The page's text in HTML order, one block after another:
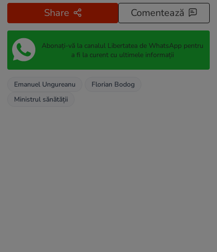
Share Comentează
Abonați-vă la canalul Libertatea de WhatsApp pentru
a fi la curent cu ultimele informații
Emanuel Ungureanu
Florian Bodog
Ministrul sănătăţii